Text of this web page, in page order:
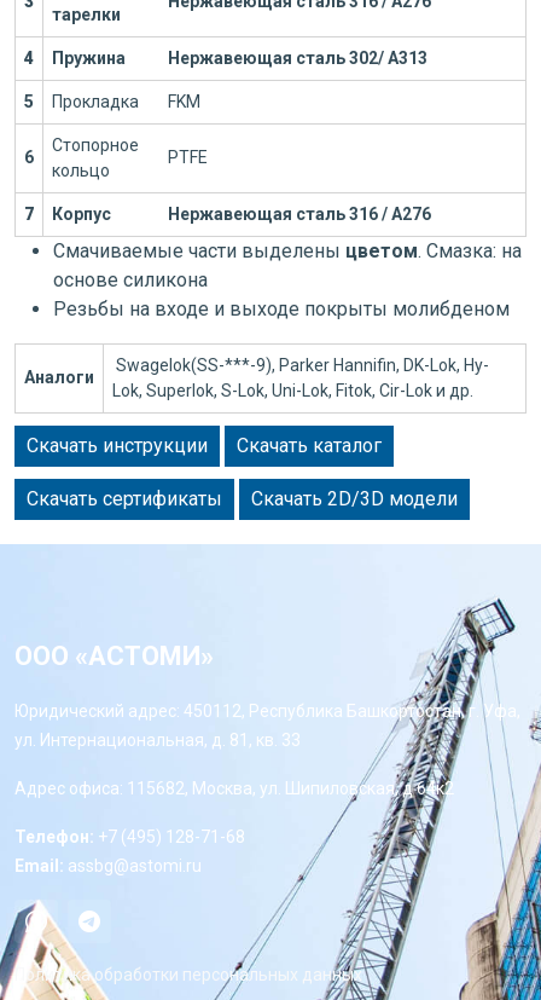
тарелки
4 Пружина Нержавеющая сталь 302/ А313
5 Прокладка FKM
6
Стопорное
кольцо
PTFE
7 Корпус Нержавеющая сталь 316 / А276
Смачиваемые части выделены цветом. Смазка: на
основе силикона
Резьбы на входе и выходе покрыты молибденом
Аналоги
Swagelok(SS-***-9), Parker Hannifin, DK-Lok, Hy-
Lok, Superlok, S-Lok, Uni-Lok, Fitok, Cir-Lok и др.
Скачать инструкции Скачать каталог
Скачать сертификаты Скачать 2D/3D модели
ООО «АСТОМИ»
Юридический адрес: 450112, Республика Башкортостан, г. Уфа,
ул. Интернациональная, д. 81, кв. 33
Адрес офиса: 115682, Москва, ул. Шипиловская, д 64к2
Телефон: +7 (495) 128-71-68
Email: assbg@astomi.ru
Политика обработки персональных данных